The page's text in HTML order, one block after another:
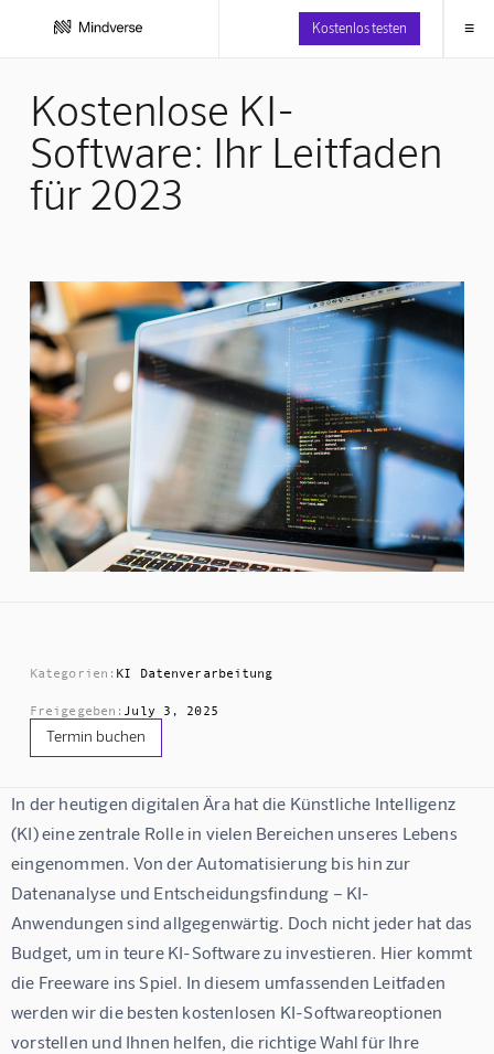
Kostenlos testen ≡
Kostenlose KI-
Software: Ihr Leitfaden
für 2023
Kategorien: KI Datenverarbeitung
Freigegeben: July 3, 2025
Termin buchen
In der heutigen digitalen Ära hat die Künstliche Intelligenz
(KI) eine zentrale Rolle in vielen Bereichen unseres Lebens
eingenommen. Von der Automatisierung bis hin zur
Datenanalyse und Entscheidungsfindung – KI-
Anwendungen sind allgegenwärtig. Doch nicht jeder hat das
Budget, um in teure KI-Software zu investieren. Hier kommt
die Freeware ins Spiel. In diesem umfassenden Leitfaden
werden wir die besten kostenlosen KI-Softwareoptionen
vorstellen und Ihnen helfen, die richtige Wahl für Ihre